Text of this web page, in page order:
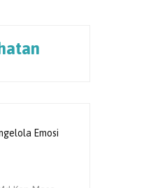
Emosi